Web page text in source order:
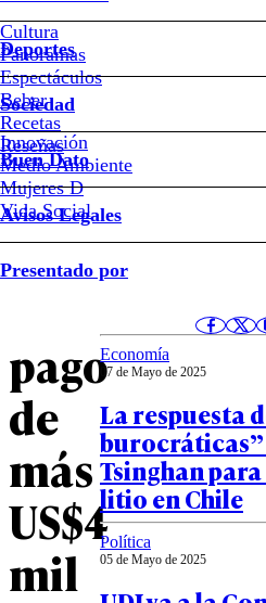
Cultura
Panoramas
Espectáculos
Beber
Recetas
Reseñas
Deportes
Sociedad
Innovación
Medio Ambiente
Mujeres D
Vida Social
Buen Dato
Avisos Legales
Presentado por
Hacienda
Las
crecientes
por
pago
de
más
US$4
mil
Notas
08 de Mayo de 2025
Marcel y Tohá
Economía
07 de Mayo de 2025
La respuesta
burocráticas”
Tsinghan
litio en Chile
Política
05 de Mayo de 2025